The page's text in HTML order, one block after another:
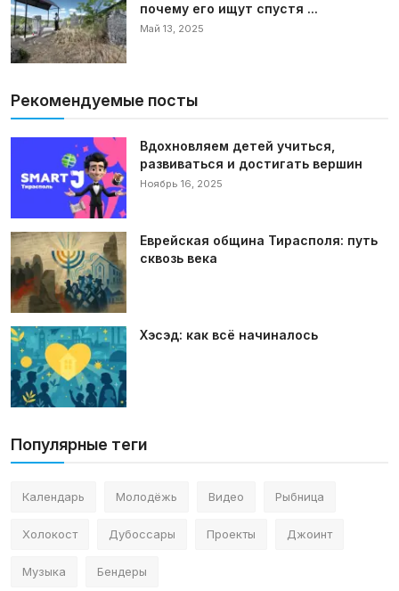
почему его ищут спустя ...
Май 13, 2025
Рекомендуемые посты
Вдохновляем детей учиться,
развиваться и достигать вершин
Ноябрь 16, 2025
Еврейская община Тирасполя: путь
сквозь века
Хэсэд: как всё начиналось
Популярные теги
Календарь Молодёжь Видео Рыбница
Холокост Дубоссары Проекты Джоинт
Музыка Бендеры